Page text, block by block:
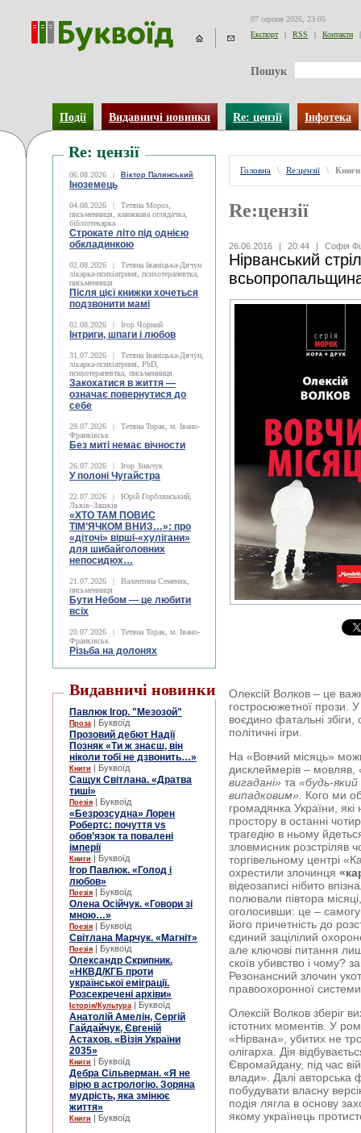
07 серпня 2026, 23:05
Експорт
| RSS | Контакти |
Пошук
Події Видавничі новинки Re: цензії Інфотека
Re: цензії
06.08.2026 | Віктор Палинський
Іноземець
04.08.2026 |
Тетяна Мороз,
письменниця, книжкова оглядачка,
бібліотекарка
Строкате літо під однією
обкладинкою
02.08.2026 |
Тетяна Іваніцька-Дячун
лікарка-психіатриня, психотерапевтка,
письменниця
Після цієї книжки хочеться
подзвонити мамі
02.08.2026 | Ігор Чорний
Інтриги, шпаги і любов
31.07.2026 |
Тетяна Іваніцька-Дячун,
лікарка-психіатриня, PhD,
психотерапевтка, письменниця
Закохатися в життя —
означає повернутися до
себе
29.07.2026 |
Тетяна Торак, м. Івано-
Франківськ
Без миті немає вічности
26.07.2026 | Ігор Зіньчук
У полоні Чугайстра
22.07.2026 |
Юрій Горблянський,
Львів–Зашків
«ХТО ТАМ ПОВИС
ТІМ’ЯЧКОМ ВНИЗ…»: про
«діточі» вірші-«хулігани»
для шибайголовних
непосидюх…
21.07.2026 |
Валентина Семеняк,
письменниця
Бути Небом ― це любити
всіх
20.07.2026 |
Тетяна Торак, м. Івано-
Франківськ
Різьба на долонях
Видавничі новинки
Павлюк Ігор. "Мезозой"
Проза | Буквоїд
Прозовий дебют Надії
Позняк «Ти ж знаєш, він
ніколи тобі не дзвонить…»
Книги | Буквоїд
Сащук Світлана. «Дратва
тиші»
Поезія | Буквоїд
«Безрозсудна» Лорен
Робертс: почуття vs
обов’язок та повалені
імперії
Книги | Буквоїд
Ігор Павлюк. «Голод і
любов»
Поезія | Буквоїд
Олена Осійчук. «Говори зі
мною…»
Поезія | Буквоїд
Світлана Марчук. «Магніт»
Поезія | Буквоїд
Олександр Скрипник.
«НКВД/КГБ проти
української еміграції.
Розсекречені архіви»
Історія/Культура | Буквоїд
Анатолій Амелін, Сергій
Гайдайчук, Євгеній
Астахов. «Візія України
2035»
Книги | Буквоїд
Дебра Сільверман. «Я не
вірю в астрологію. Зоряна
мудрість, яка змінює
життя»
Книги | Буквоїд
Головна \ Re:цензії \ Книги
Re:цензії
26.06.2016 | 20:44 | Софія
Нірванський
Олексій Волков – це
гостросюжетної прози.
воєдино фатальні збіги,
політичні ігри.
На «Вовчий місяць»
дисклеймерів – мовляв,
вигадані» та «будь-який
випадковим».
Кого ми
громадянка України,
простору в останні
трагедію в ньому
зловмисник розстріляв
торгівельному центрі
охрестили злочинця
відеозаписі нібито
полювали півтора
оголосивши: це –
його причетність до
єдиний зацілілий
але ключові питання
скоїв убивство і чому?
Резонансний злочин
правоохоронної
Олексій Волков зберіг
істотних моментів. У
«Нірвана», убитих не
олігарха. Дія
Євромайдану, під час
влади». Далі авторська
побудувати власну
подія лягла в основу
якому українець